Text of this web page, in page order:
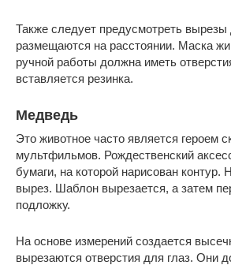
Также следует предусмотреть вырезы
размещаются на расстоянии. Маска
ручной работы должна иметь
вставляется резинка.
Медведь
Это животное часто является героем
мультфильмов. Рождественский
бумаги, на которой нарисован контур.
вырез. Шаблон вырезается, а затем
подложку.
На основе измерений создается
вырезаются отверстия для глаз. Они